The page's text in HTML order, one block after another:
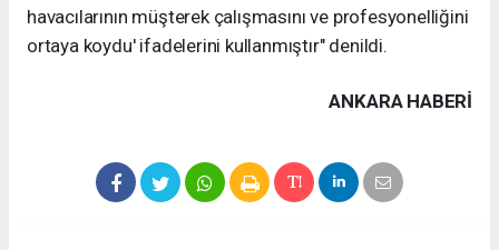
havacılarının müşterek çalışmasını ve profesyonelliğini
ortaya koydu' ifadelerini kullanmıştır" denildi.
ANKARA HABERİ